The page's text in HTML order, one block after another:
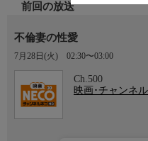
前回の放送
不倫妻の性愛
7月28日(火) 02:30〜03:00
Ch.500
映画･チャンネ